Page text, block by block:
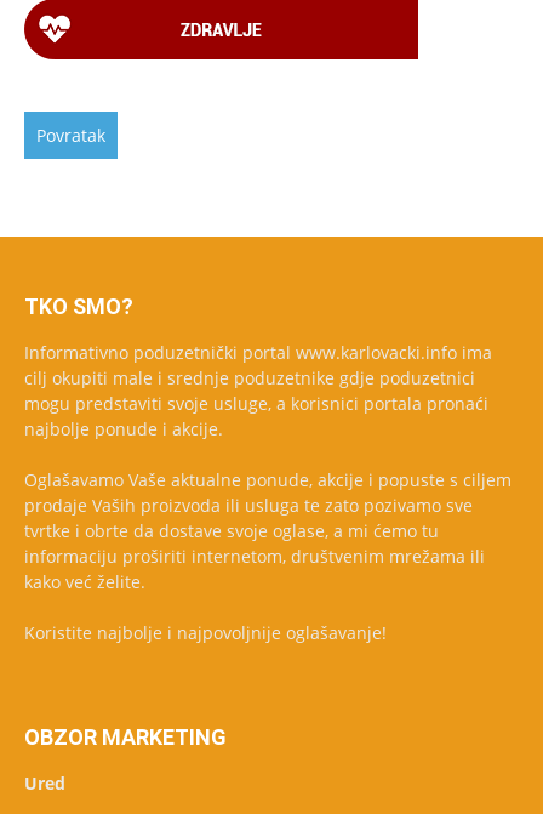
TKO SMO?
Informativno poduzetnički portal www.karlovacki.info ima
cilj okupiti male i srednje poduzetnike gdje poduzetnici
mogu predstaviti svoje usluge, a korisnici portala pronaći
najbolje ponude i akcije.
Oglašavamo Vaše aktualne ponude, akcije i popuste s ciljem
prodaje Vaših proizvoda ili usluga te zato pozivamo sve
tvrtke i obrte da dostave svoje oglase, a mi ćemo tu
informaciju proširiti internetom, društvenim mrežama ili
kako već želite.
Koristite najbolje i najpovoljnije oglašavanje!
OBZOR MARKETING
Ured